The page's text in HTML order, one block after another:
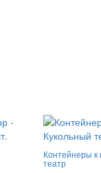
Контейнеры к
театр